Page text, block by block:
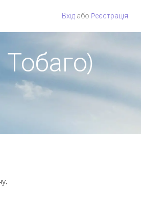
Вхід або Pеєстрація